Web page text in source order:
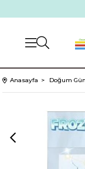
Anasayfa Doğum